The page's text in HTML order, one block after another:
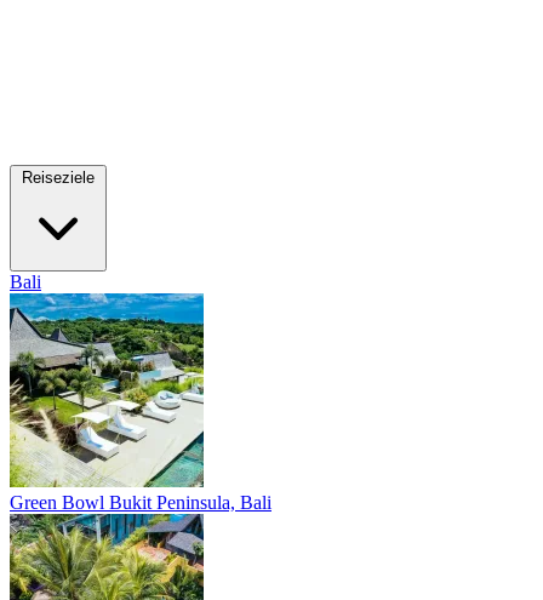
Bali
Green Bowl Bukit Peninsula, Bali